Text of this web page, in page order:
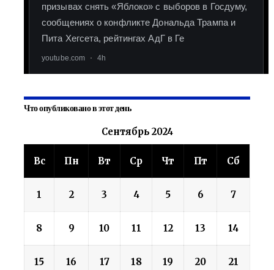
Что опубликовано в этот день
Сентябрь 2024
Вс Пн Вт Ср Чт Пт Сб
1 2 3 4 5 6 7
8 9 10 11 12 13 14
15 16 17 18 19 20 21